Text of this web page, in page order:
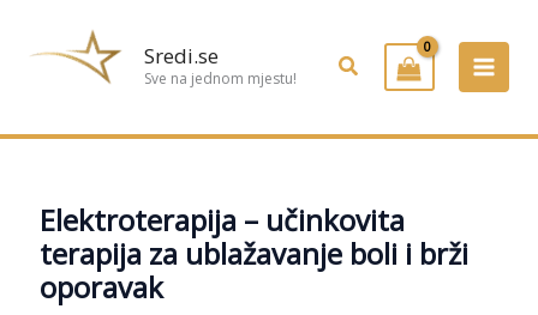
Sredi.se
Sve na jednom mjestu! Pretraživanje
Elektroterapija – učinkovita
terapija za ublažavanje boli i brži
oporavak